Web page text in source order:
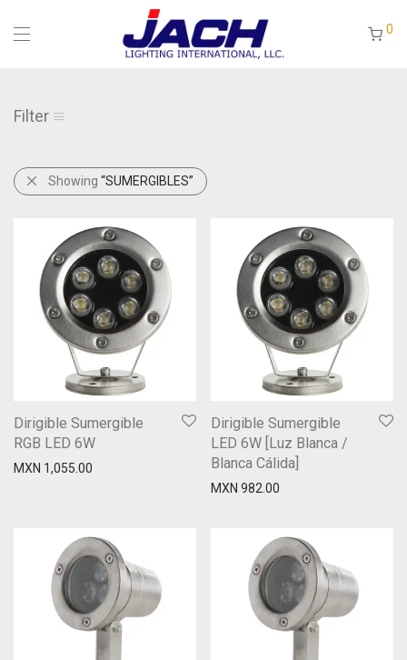
0
Filter
Showing “SUMERGIBLES”
Dirigible Sumergible
RGB LED 6W
MXN 1,055.00
Dirigible Sumergible
LED 6W [Luz Blanca /
Blanca Cálida]
MXN 982.00